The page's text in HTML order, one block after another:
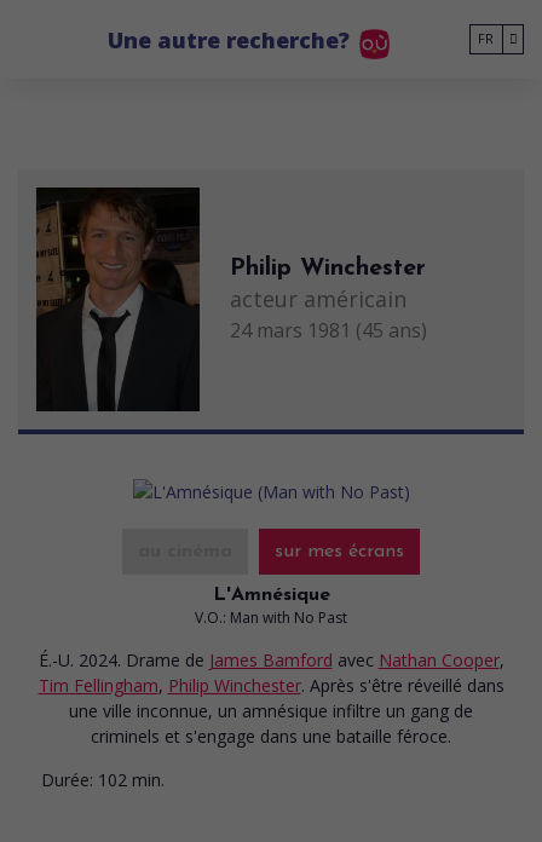
Une autre recherche? FR
Philip Winchester
acteur américain
24 mars 1981 (45 ans)
sur mes écrans
L'Amnésique
V.O.: Man with No Past
É.-U. 2024. Drame de James Bamford avec Nathan Cooper,
Tim Fellingham, Philip Winchester. Après s'être réveillé dans
une ville inconnue, un amnésique infiltre un gang de
criminels et s'engage dans une bataille féroce.
Durée: 102 min.